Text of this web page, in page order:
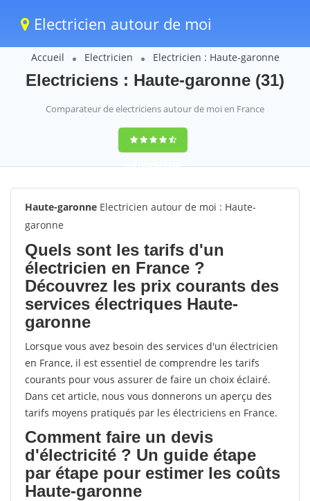
Electricien autour de moi
Accueil Electricien Electricien : Haute-garonne
Electriciens : Haute-garonne (31)
Comparateur de electriciens autour de moi en France
9,6(100%)1388
votes
Haute-garonne Electricien autour de moi : Haute-
garonne
Quels sont les tarifs d'un
électricien en France ?
Découvrez les prix courants des
services électriques Haute-
garonne
Lorsque vous avez besoin des services d'un électricien
en France, il est essentiel de comprendre les tarifs
courants pour vous assurer de faire un choix éclairé.
Dans cet article, nous vous donnerons un aperçu des
tarifs moyens pratiqués par les électriciens en France.
Comment faire un devis
d'électricité ? Un guide étape
par étape pour estimer les coûts
Haute-garonne